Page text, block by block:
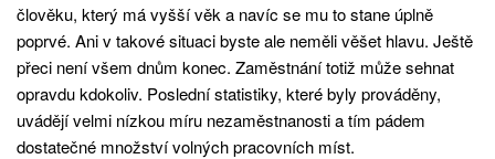
člověku, který má vyšší věk a navíc se mu to stane úplně
poprvé. Ani v takové situaci byste ale neměli věšet hlavu. Ještě
přeci není všem dnům konec. Zaměstnání totiž může sehnat
opravdu kdokoliv. Poslední statistiky, které byly prováděny,
uvádějí velmi nízkou míru nezaměstnanosti a tím pádem
dostatečné množství volných pracovních míst.